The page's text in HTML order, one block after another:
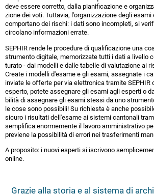
deve essere corretto, dalla pia­ni­fi­ca­zio­ne e
zio­ne dei voti. Tuttavia, l'or­ga­niz­za­zio­ne degli
com­porta­no dei rischi: i dati sono in­com­ple­ti, si
circolano in­for­ma­zio­ni errate.
SEPHIR rende le procedure di qua­li­fi­ca­zio­ne una
strumento digitale, me­mo­riz­za­te tutti i dati a livello
tu­ra­to - dai modelli e dalle tabelle di va­lu­t­a­zio­ne ai
Create i modelli d'esame e gli esami, assegnate i
inviate le offerte per via elet­tro­ni­ca tramite SEPHIR
esperto, potete assegnare gli esami agli esperti o
bi­lità di assegnare gli esami stessi da uno
le cose sono possibili! Su richiesta è anche
sicuro i risultati dell'esame ai sistemi cantonali
sem­pli­fi­ca enor­me­men­te il lavoro ammi­nis­tra­tivo
previene la pos­si­bi­lità di errori nei tras­fe­ri­men­ti
A proposito: i nuovi esperti si iscrivono
online.
Grazie alla storia e al sistema di